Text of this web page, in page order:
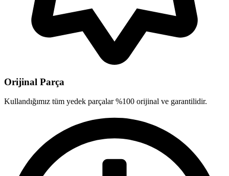
Orijinal Parça
Kullandığımız tüm yedek parçalar %100 orijinal ve garantilidir.